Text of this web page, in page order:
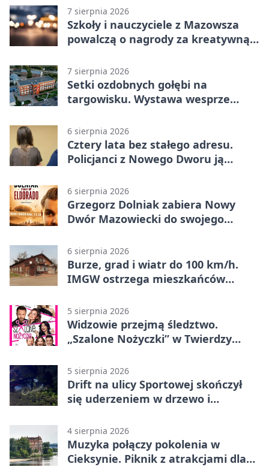
7 sierpnia 2026
Szkoły i nauczyciele z Mazowsza
powalczą o nagrody za kreatywną
7 sierpnia 2026
Setki ozdobnych gołębi na
targowisku. Wystawa wesprze
6 sierpnia 2026
Cztery lata bez stałego adresu.
Policjanci z Nowego Dworu ją
6 sierpnia 2026
Grzegorz Dolniak zabiera Nowy
Dwór Mazowiecki do swojego
6 sierpnia 2026
Burze, grad i wiatr do 100 km/h.
IMGW ostrzega mieszkańców
5 sierpnia 2026
Widzowie przejmą śledztwo.
„Szalone Nożyczki” w Twierdzy
5 sierpnia 2026
Drift na ulicy Sportowej skończył
się uderzeniem w drzewo i
4 sierpnia 2026
Muzyka połączy pokolenia w
Cieksynie. Piknik z atrakcjami dla